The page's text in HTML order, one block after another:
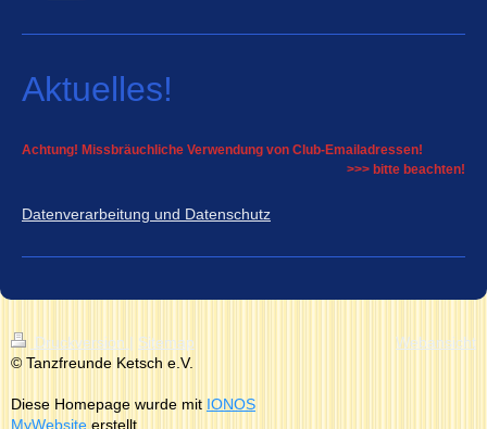
Aktuelles!
Achtung! Missbräuchliche Verwendung von Club-Emailadressen!
>>> bitte beachten!
Datenverarbeitung und Datenschutz
Druckversion | Sitemap
© Tanzfreunde Ketsch e.V.
Diese Homepage wurde mit IONOS
MyWebsite erstellt.
Webansicht